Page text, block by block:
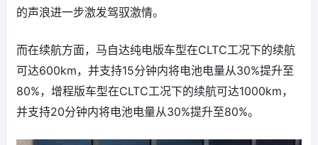
的声浪进一步激发驾驭激情。
而在续航方面，马自达纯电版车型在CLTC工况下的续航
可达600km，并支持15分钟内将电池电量从30%提升至
80%，增程版车型在CLTC工况下的续航可达1000km，
并支持20分钟内将电池电量从30%提升至80%。